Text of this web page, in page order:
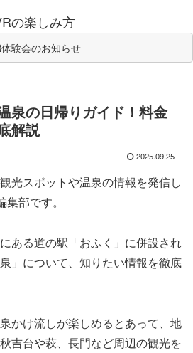
の楽しみ方
験会のお知らせ
泉の日帰りガイド！料金
解説
2025.09.25
光スポットや温泉の情報を発信し
部です。
ある道の駅「おふく」に併設され
」について、知りたい情報を徹底
かけ流しが楽しめるとあって、地
吉台や萩、長門など周辺の観光を